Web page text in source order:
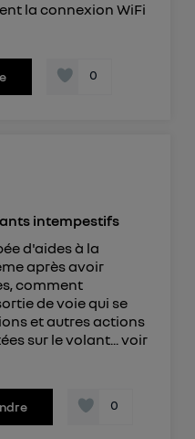
la connexion WiFi
0
intempestifs
d'aides à la
après avoir
comment
de voie qui se
et autres actions
sur le volant... voir
0
: votre numéro de
utilisant la
se verront
l'utilisateur du mobile.
retirer ce
d’Utiq("
» en bas de ce site.
consulter
sur les données
d'Utiq